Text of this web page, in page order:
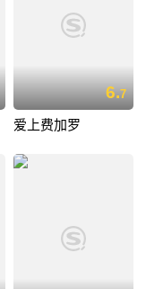
6.7
爱上费加罗